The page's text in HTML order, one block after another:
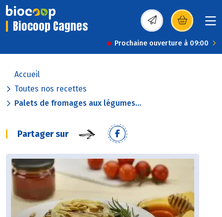
Biocoop Cagnes (s’ouvre dans une
Prochaine ouverture à 09:00
Accueil
Toutes nos recettes
Palets de fromages aux légumes...
Partager sur